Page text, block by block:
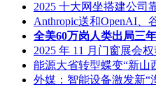
2025 十大网坐搭建公司
Anthropic送和OpenAI、
全美60万岗人类出局三
2025 年 11 月门窗展会
能源大省转型蝶变“新山
外媒：智能设备激发新“